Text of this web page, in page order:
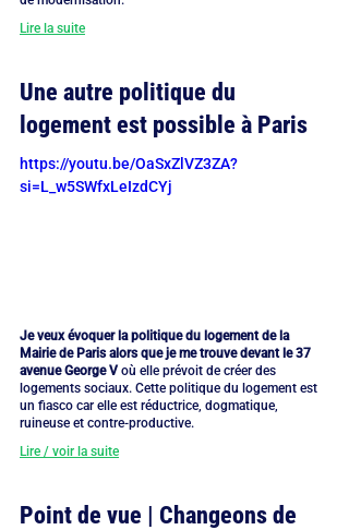
Lire la suite
Une autre politique du
logement est possible à Paris
https://youtu.be/OaSxZlVZ3ZA?
si=L_w5SWfxLeIzdCYj
Je veux évoquer la politique du logement de la
Mairie de Paris alors que je me trouve devant le 37
avenue George V où elle prévoit de créer des
logements sociaux. Cette politique du logement est
un fiasco car elle est réductrice, dogmatique,
ruineuse et contre-productive.
Lire / voir la suite
Point de vue | Changeons de